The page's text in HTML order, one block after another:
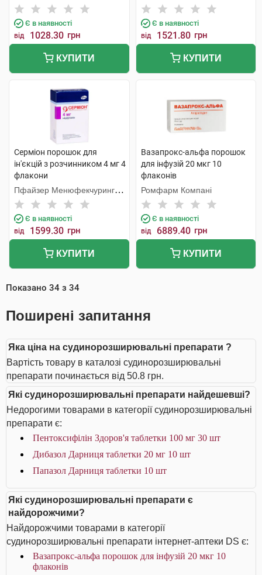
Є в наявності
від 1028.30 грн
КУПИТИ
Хеель
Є в наявності
від 1521.80 грн
КУПИТИ
Серміон порошок для
ін'єкцій з розчинником 4 мг 4
флакони
Пфайзер Менюфекчуринг
Бельгія
Є в наявності
від 1599.30 грн
КУПИТИ
Вазапрокс-альфа порошок
для інфузій 20 мкг 10
флаконів
Ромфарм Компані
Є в наявності
від 6889.40 грн
КУПИТИ
Показано 34 з 34
Поширені запитання
Яка ціна на судинорозширювальні препарати ?
Вартість товару в каталозі судинорозширювальні
препарати починається від 50.8 грн.
Які судинорозширювальні препарати найдешевші?
Недорогими товарами в категорії судинорозширювальні
препарати є:
Пентоксифілін Здоров'я таблетки 100 мг 30 шт
Дибазол Дарниця таблетки 20 мг 10 шт
Папазол Дарниця таблетки 10 шт
Які судинорозширювальні препарати є
найдорожчими?
Найдорожчими товарами в категорії
судинорозширювальні препарати інтернет-аптеки DS є:
Вазапрокс-альфа порошок для інфузій 20 мкг 10
флаконів